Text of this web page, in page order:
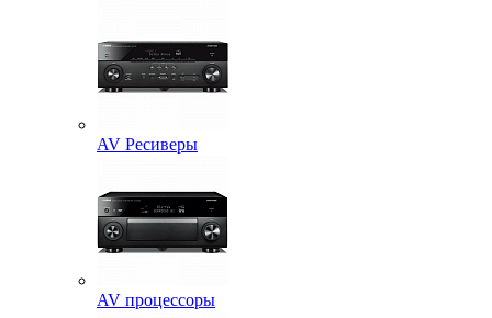
AV Ресиверы
AV процессоры